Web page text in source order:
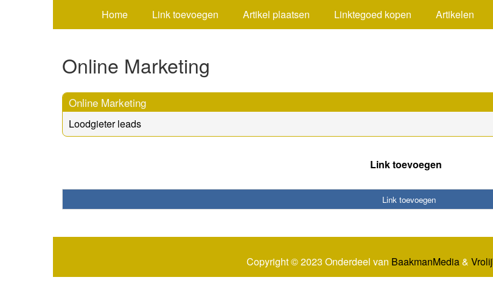
Home Link toevoegen Artikel plaatsen Linktegoed kopen Artikelen
Online Marketing
Online Marketing
Loodgieter leads
Link toevoegen
Link toevoegen
Copyright © 2023 Onderdeel van BaakmanMedia&